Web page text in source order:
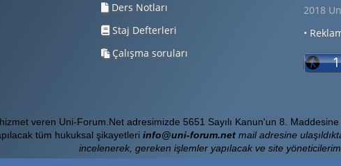
Ders Notları
Staj Defterleri
Çalışma soruları
2018
•
veren Uni-Forum.Net adresimizde 5651 Sayılı Kanun'un 8.
tüm hukuksal şikayetleri info@uni-forum.netmail adresine
incelenerek, gereken işlemler yapılacak ve site